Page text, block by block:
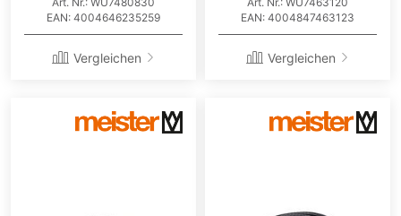
EAN: 4004646235259
Vergleichen
EAN: 4004847463123
Vergleichen